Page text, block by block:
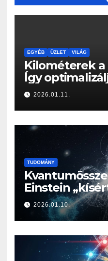
EGYÉB ÜZLET VILÁG
Kilométerek a
Így
Konyhabútor
otthonod
2026.01.11.
TUDOMÁNY
Einstein
távolhatása” a
határán
2026.01.10.